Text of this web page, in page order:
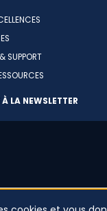
SUPPORT
À LA NEWSLETTER
conforme